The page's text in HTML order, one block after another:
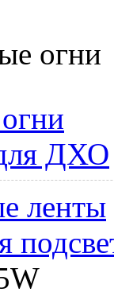
огни
ДХО
ленты